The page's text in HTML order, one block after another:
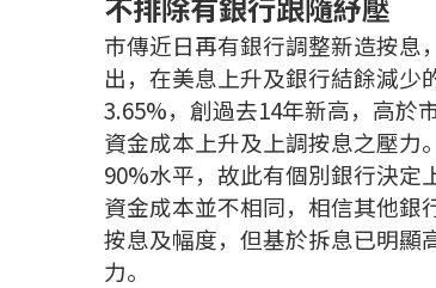
巿傳近日再有銀行調整新造按息
出，在美息上升及銀行結餘減少
3.65%，創過去14年新高，高於
資金成本上升及上調按息之壓力
90%水平，故此有個別銀行決定
資金成本並不相同，相信其他銀
按息及幅度，但基於拆息已明顯
力。